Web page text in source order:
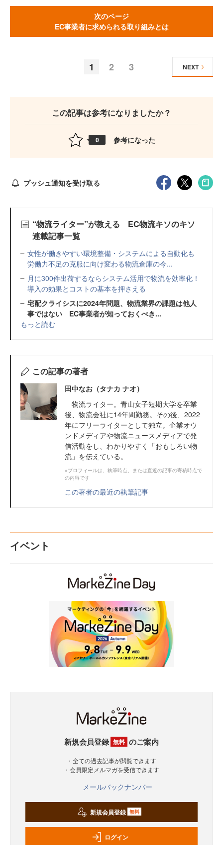
次のページ
EC事業者に求められる取り組みとは
1 2 3 NEXT
この記事は参考になりましたか？
0 参考になった
プッシュ通知を受け取る
“物流ライター”が教える EC物流キソのキソ
連載記事一覧
女性が働きやすい環境整備・システムによる自動化も
労働力不足の克服に向け変わる物流倉庫の今...
月に300件出荷するならシステム活用で物流を効率化！
導入の効果とコストの基本を押さえる
宅配クライシスに2024年問題、物流業界の課題は他人
事ではない EC事業者が知っておくべき...
もっと読む
この記事の著者
田中なお（タナカ ナオ）
物流ライター。青山女子短期大学を卒業
後、物流会社に14年間勤務。その後、2022
年にフリーライターとして独立。企業オウ
ンドメディアや物流ニュースメディアで発
信活動をし、わかりやすく「おもしろい物
流」を伝えている。
※プロフィールは、執筆時点、または直近の記事の寄稿時点で
の内容です
この著者の最近の執筆記事
イベント
新規会員登録 無料 のご案内
・全ての過去記事が閲覧できます
・会員限定メルマガを受信できます
メールバックナンバー
新規会員登録 無料
ログイン